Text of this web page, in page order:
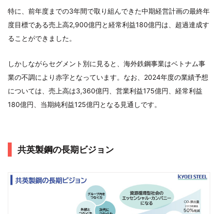
特に、前年度までの3年間で取り組んできた中期経営計画の最終年
度目標である売上高2,900億円と経常利益180億円は、超過達成す
ることができました。
しかしながらセグメント別に見ると、海外鉄鋼事業はベトナム事
業の不調により赤字となっています。なお、2024年度の業績予想
については、売上高は3,360億円、営業利益175億円、経常利益
180億円、当期純利益125億円となる見通しです。
共英製鋼の長期ビジョン